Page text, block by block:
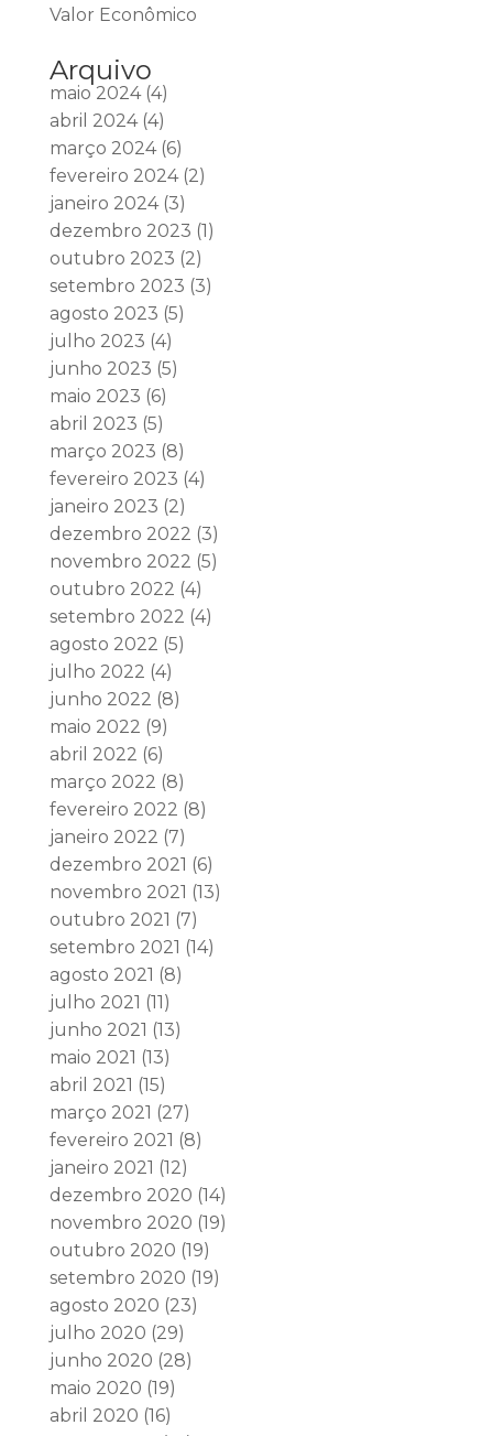
Valor Econômico
Arquivo
maio 2024(4)
abril 2024(4)
março 2024(6)
fevereiro 2024(2)
janeiro 2024(3)
dezembro 2023 (1)
outubro 2023 (2)
setembro 2023 (3)
agosto 2023 (5)
julho 2023 (4)
junho 2023 (5)
maio 2023 (6)
abril 2023 (5)
março 2023 (8)
fevereiro 2023 (4)
janeiro 2023 (2)
dezembro 2022 (3)
novembro 2022 (5)
outubro 2022 (4)
setembro 2022 (4)
agosto 2022 (5)
julho 2022 (4)
junho 2022 (8)
maio 2022 (9)
abril 2022 (6)
março 2022 (8)
fevereiro 2022 (8)
janeiro 2022 (7)
dezembro 2021 (6)
novembro 2021 (13)
outubro 2021 (7)
setembro 2021 (14)
agosto 2021 (8)
julho 2021 (11)
junho 2021 (13)
maio 2021 (13)
abril 2021 (15)
março 2021 (27)
fevereiro 2021 (8)
janeiro 2021 (12)
dezembro 2020 (14)
novembro 2020 (19)
outubro 2020 (19)
setembro 2020 (19)
agosto 2020 (23)
julho 2020 (29)
junho 2020 (28)
maio 2020 (19)
abril 2020 (16)